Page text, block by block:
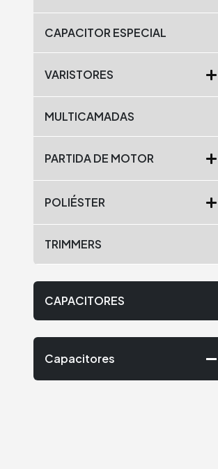
CAPACITOR ESPECIAL
VARISTORES
MULTICAMADAS
PARTIDA DE MOTOR
POLIÉSTER
TRIMMERS
CAPACITORES
Capacitores